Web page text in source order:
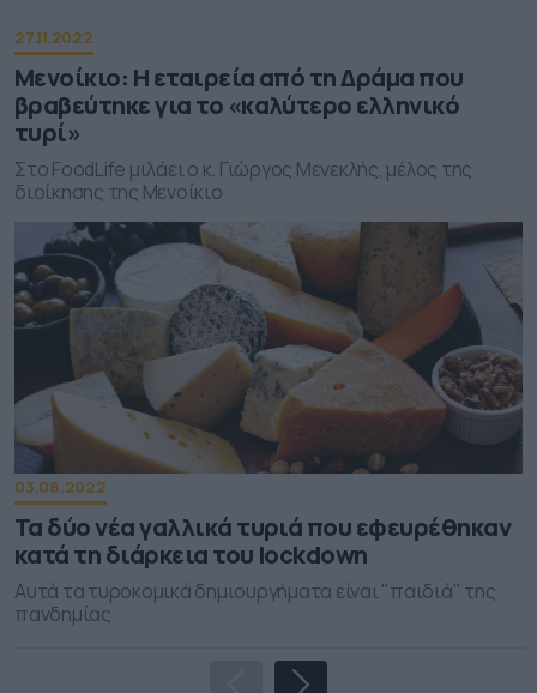
27.11.2022
Μενοίκιο: Η εταιρεία από τη Δράμα που
βραβεύτηκε για το «καλύτερο ελληνικό
τυρί»
Στο FoodLife μιλάει ο κ. Γιώργος Μενεκλής, μέλος της
διοίκησης της Μενοίκιο
03.08.2022
Τα δύο νέα γαλλικά τυριά που εφευρέθηκαν
κατά τη διάρκεια του lockdown
Αυτά τα τυροκομικά δημιουργήματα είναι "παιδιά" της
πανδημίας